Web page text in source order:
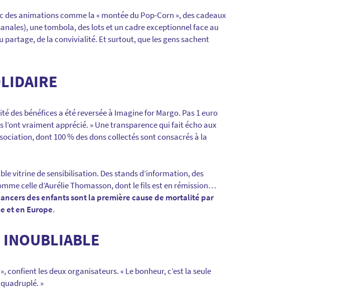
des animations comme la « montée du Pop-Corn », des cadeaux
une tombola, des lots et un cadre exceptionnel face au
de la convivialité. Et surtout, que les gens sachent
des bénéfices a été reversée à Imagine for Margo. Pas 1 euro
l’ont vraiment apprécié. » Une transparence qui fait écho aux
dont 100 % des dons collectés sont consacrés à la
vitrine de sensibilisation. Des stands d’information, des
celle d’Aurélie Thomasson, dont le fils est en rémission…
des enfants sont la première cause de mortalité par
et en Europe.
INOUBLIABLE
confient les deux organisateurs. « Le bonheur, c’est la seule
»